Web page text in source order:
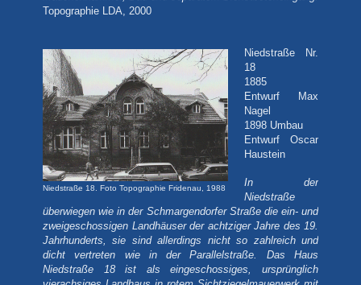
Topographie LDA, 2000
Niedstraße 18. Foto Topographie Fridenau, 1988
Niedstraße Nr.
18
1885
Entwurf Max
Nagel
1898 Umbau
Entwurf Oscar
Haustein
In der
Niedstraße
überwiegen wie in der Schmargendorfer Straße die ein- und
zweigeschossigen Landhäuser der achtziger Jahre des 19.
Jahrhunderts, sie sind allerdings nicht so zahlreich und
dicht vertreten wie in der Parallelstraße. Das Haus
Niedstraße 18 ist als eingeschossiges, ursprünglich